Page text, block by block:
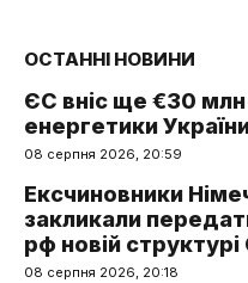
ОСТАННІ НОВИНИ
ЄС вніс ще €30
енергетики
08 серпня 2026, 20:59
Ексчиновники
закликали
рф новій
08 серпня 2026, 20:18